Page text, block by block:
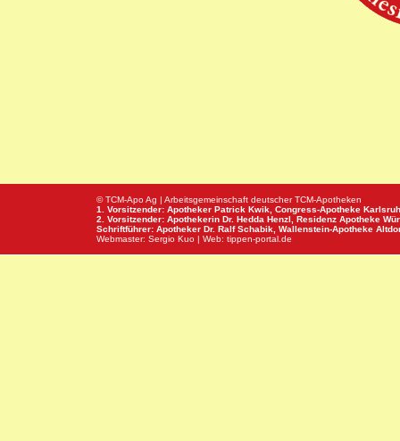
© TCM-Apo Ag | Arbeitsgemeinschaft deutscher TCM-Apotheken
1. Vorsitzender: Apotheker Patrick Kwik, Congress-Apotheke
2. Vorsitzender: Apothekerin Dr. Hedda Henzl, Residenz Apotheke
Schriftführer: Apotheker Dr. Ralf Schabik, Wallenstein-Apotheke
Webmaster: Sergio Kuo | Web: tippen-portal.de